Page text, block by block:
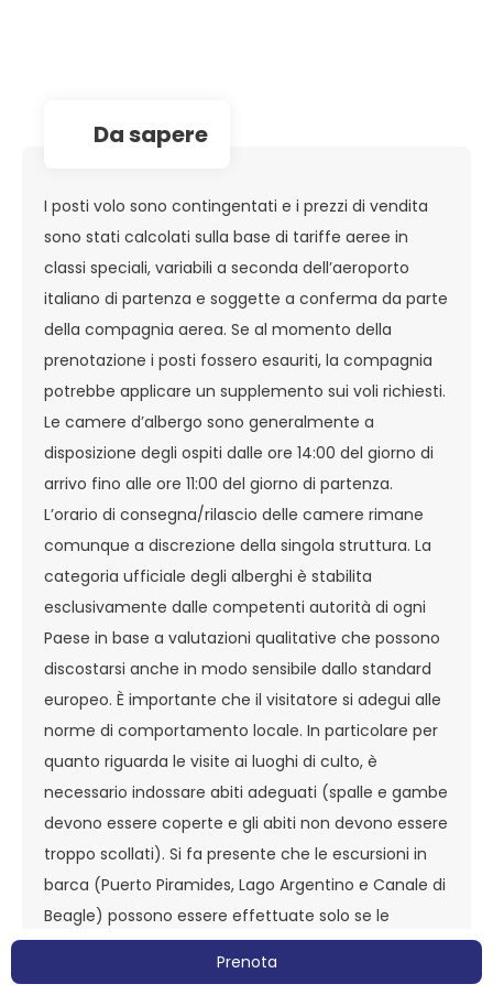
Prenota
da sapere
I posti volo sono contingentati e i prezzi di vendita
sono stati calcolati sulla base di tariffe aeree in
classi speciali, variabili a seconda dell’aeroporto
italiano di partenza e soggette a conferma da parte
della compagnia aerea. Se al momento della
prenotazione i posti fossero esauriti, la compagnia
potrebbe applicare un supplemento sui voli richiesti.
Le camere d’albergo sono generalmente a
disposizione degli ospiti dalle ore 14:00 del giorno di
arrivo fino alle ore 11:00 del giorno di partenza.
L’orario di consegna/rilascio delle camere rimane
comunque a discrezione della singola struttura. La
categoria ufficiale degli alberghi è stabilita
esclusivamente dalle competenti autorità di ogni
Paese in base a valutazioni qualitative che possono
discostarsi anche in modo sensibile dallo standard
europeo. È importante che il visitatore si adegui alle
norme di comportamento locale. In particolare per
quanto riguarda le visite ai luoghi di culto, è
necessario indossare abiti adeguati (spalle e gambe
devono essere coperte e gli abiti non devono essere
troppo scollati). Si fa presente che le escursioni in
barca (Puerto Piramides, Lago Argentino e Canale di
Beagle) possono essere effettuate solo se le
condizioni meteo sono favorevoli. Per motivi